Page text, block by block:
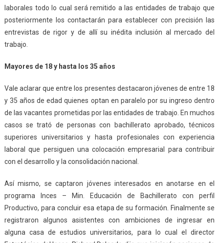
laborales todo lo cual será remitido a las entidades de trabajo que
posteriormente los contactarán para establecer con precisión las
entrevistas de rigor y de allí su inédita inclusión al mercado del
trabajo.
Mayores de 18 y hasta los 35 años
Vale aclarar que entre los presentes destacaron jóvenes de entre 18
y 35 años de edad quienes optan en paralelo por su ingreso dentro
de las vacantes prometidas por las entidades de trabajo. En muchos
casos se trató de personas con bachillerato aprobado, técnicos
superiores universitarios y hasta profesionales con experiencia
laboral que persiguen una colocación empresarial para contribuir
con el desarrollo y la consolidación nacional.
Así mismo, se captaron jóvenes interesados en anotarse en el
programa Inces – Min. Educación de Bachillerato con perfil
Productivo, para concluir esa etapa de su formación. Finalmente se
registraron algunos asistentes con ambiciones de ingresar en
alguna casa de estudios universitarios, para lo cual el director